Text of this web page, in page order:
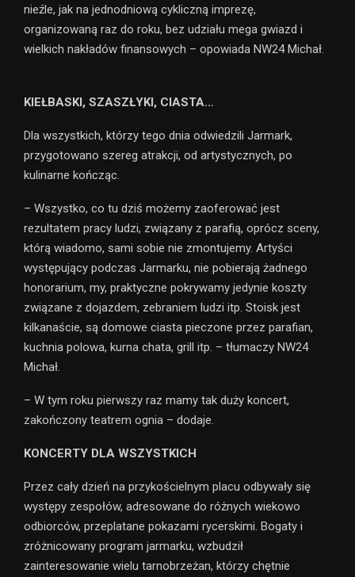
nieźle, jak na jednodniową cykliczną imprezę,
organizowaną raz do roku, bez udziału mega gwiazd i
wielkich nakładów finansowych – opowiada NW24 Michał.
KIEŁBASKI, SZASZŁYKI, CIASTA…
Dla wszystkich, którzy tego dnia odwiedzili Jarmark,
przygotowano szereg atrakcji, od artystycznych, po
kulinarne kończąc.
– Wszystko, co tu dziś możemy zaoferować jest
rezultatem pracy ludzi, związany z parafią, oprócz sceny,
którą wiadomo, sami sobie nie zmontujemy. Artyści
występujący podczas Jarmarku, nie pobierają żadnego
honorarium, my, praktyczne pokrywamy jedynie koszty
związane z dojazdem, zebraniem ludzi itp. Stoisk jest
kilkanaście, są domowe ciasta pieczone przez parafian,
kuchnia polowa, kurna chata, grill itp. – tłumaczy NW24
Michał.
– W tym roku pierwszy raz mamy tak duży koncert,
zakończony teatrem ognia – dodaje.
KONCERTY DLA WSZYSTKICH
Przez cały dzień na przykościelnym placu odbywały się
występy zespołów, adresowane do różnych wiekowo
odbiorców, przeplatane pokazami rycerskimi. Bogaty i
zróżnicowany program jarmarku, wzbudził
zainteresowanie wielu tarnobrzeżan, którzy chętnie